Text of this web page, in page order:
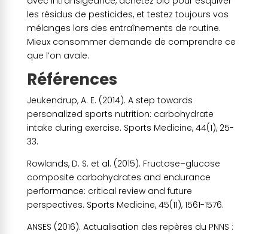
les résidus de pesticides, et testez toujours vos
mélanges lors des entraînements de routine.
Mieux consommer demande de comprendre ce
que l’on avale.
Références
Jeukendrup, A. E. (2014). A step towards
personalized sports nutrition: carbohydrate
intake during exercise. Sports Medicine, 44(1), 25-
33.
Rowlands, D. S. et al. (2015). Fructose–glucose
composite carbohydrates and endurance
performance: critical review and future
perspectives. Sports Medicine, 45(11), 1561-1576.
ANSES (2016). Actualisation des repères du PNNS :